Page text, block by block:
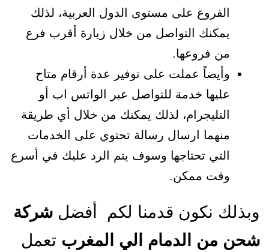
الفروع على مستوى الدول العربية، لذلك
يمكنك التواصل من خلال زيارة أقرب فرع
من فروعها.
وأيضاً عملت على توفير عدة أرقام متاح
عليها خدمة للتواصل عبر الواتس اب أو
التليجرام، لذلك يمكنك من خلال أي طريقة
منهما ارسال رسالة تحتوي على الخدمات
التي تحتاجها وسوف يتم الرد عليك في أسرع
وقت ممكن.
وبذلك نكون قدمنا لكم أفضل شركة
شحن من الدمام الي المغرب تعمل